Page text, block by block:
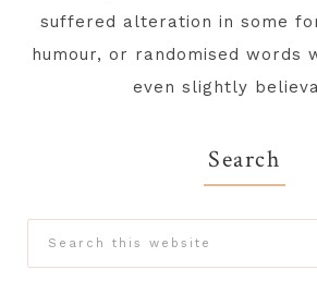
suffered alteration in some
humour, or randomised words
even slightly
Search
Search
this